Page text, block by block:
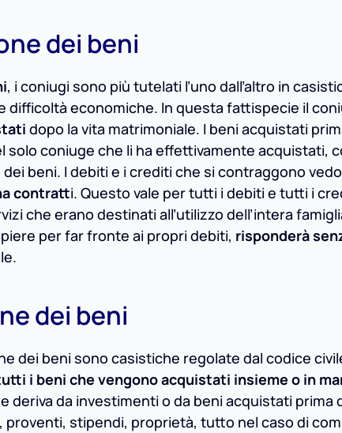
dei beni
, i coniugi sono più tutelati l’uno dall’altro in
difficoltà economiche. In questa fattispecie il
dopo la vita matrimoniale. I beni acquistati
coniuge che li ha effettivamente acquistati,
beni. I debiti e i crediti che si contraggono
contratti. Questo vale per tutti i debiti e tutti i
che erano destinati all’utilizzo dell’intera
per far fronte ai propri debiti, risponderà
dei beni
dei beni sono casistiche regolate dal codice
i beni che vengono acquistati insieme o in
deriva da investimenti o da beni acquistati prima
stipendi, proprietà, tutto nel caso di